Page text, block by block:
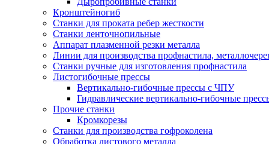
Кронштейногиб
Станки для проката ребер жесткости
Станки ленточнопильные
Аппарат плазменной резки металла
Линии для производства профнастила,
Станки ручные для изготовления профнастила
Листогибочные прессы
Вертикально-гибочные прессы с ЧПУ
Гидравлические вертикально-гибочные
Прочие станки
Кромкорезы
Станки для производства гофроколена
Обработка листового металла